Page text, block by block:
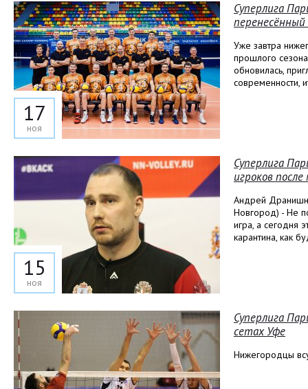
17
ноя
Суперлига
перенесённый
Уже завтра
прошлого
обновилась,
современности,
15
ноя
Суперлига
игроков
Андрей
Новгород) - Не
игра, а сегодня
карантина, как
Суперлига
сетах Уфе
Нижегородцы